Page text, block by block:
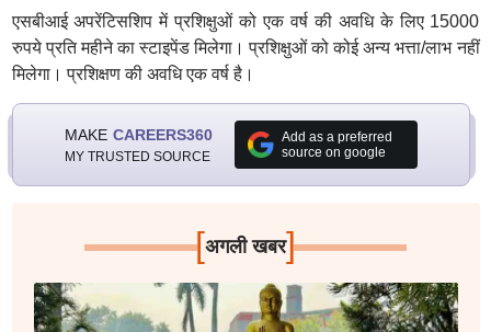
एसबीआई अपरेंटिसशिप में प्रशिक्षुओं को एक वर्ष की अवधि के लिए 15000
रुपये प्रति महीने का स्टाइपेंड मिलेगा। प्रशिक्षुओं को कोई अन्य भत्ता/लाभ नहीं
मिलेगा। प्रशिक्षण की अवधि एक वर्ष है।
MAKE CAREERS360
MY TRUSTED SOURCE
Add as a preferred
source on google
[अगली खबर]